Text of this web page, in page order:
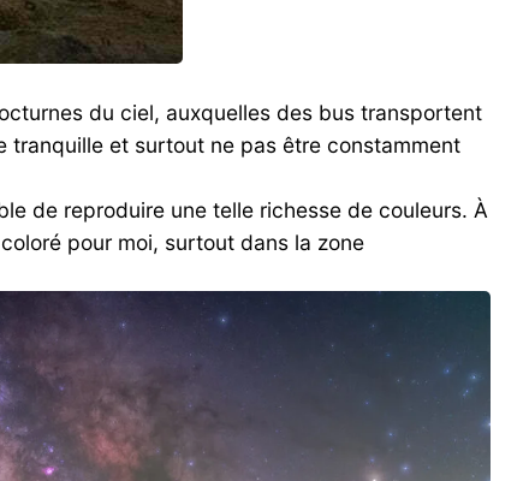
du ciel, auxquelles des bus transportent
et surtout ne pas être constamment
de reproduire une telle richesse de couleurs. À
pour moi, surtout dans la zone